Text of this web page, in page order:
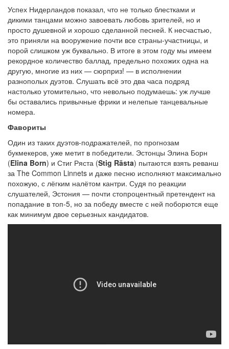
Успех Нидерландов показал, что не только блестками и
дикими танцами можно завоевать любовь зрителей, но и
просто душевной и хорошо сделанной песней. К несчастью,
это приняли на вооружение почти все страны-участницы, и
порой слишком уж буквально. В итоге в этом году мы имеем
рекордное количество баллад, предельно похожих одна на
другую, многие из них — сюрприз! — в исполнении
разнополых дуэтов. Слушать всё это два часа подряд
настолько утомительно, что невольно подумаешь: уж лучше
бы оставались привычные фрики и нелепые танцевальные
номера.
Фавориты
Один из таких дуэтов-подражателей, по прогнозам
букмекеров, уже метит в победители. Эстонцы Элина Борн
(Elina Born) и Стиг Ряста (Stig Rästa) пытаются взять реванш
за The Common Linnets и даже песню исполняют максимально
похожую, с лёгким налётом кантри. Судя по реакции
слушателей, Эстония — почти стопроцентный претендент на
попадание в топ-5, но за победу вместе с ней поборются еще
как минимум двое серьезных кандидатов.